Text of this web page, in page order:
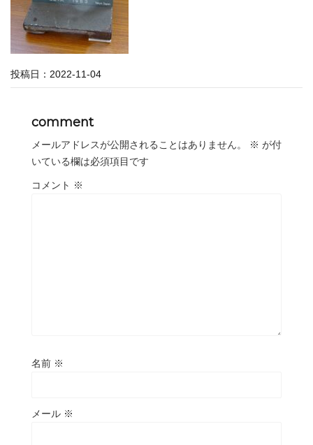
投稿日： 2022-11-04
comment
メールアドレスが公開されることはありません。 ※ が付
いている欄は必須項目です
コメント ※
名前 ※
メール ※